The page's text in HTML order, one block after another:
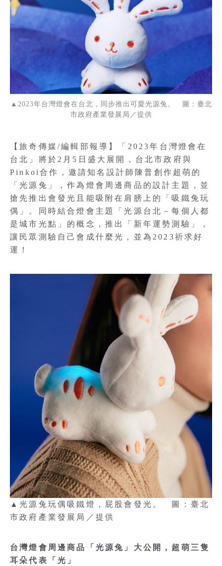
▲2023年台灣燈會在台北，同步推出可愛光源兔。 圖：臺北
市政府產業發展局／提供
【旅奇傳媒/編輯部報導】「2023年台灣燈會在
台北」將於2月5日盛大展開，台北市政府與
Pinkoi合作，邀請知名設計師陳普創作超萌的
「光源兔」，作為燈會周邊商品的設計主題，並
搶先推出會發光且能吸附在肩膀上的「吸鐵兔玩
偶」。同時結合燈會主題「光源台北－每個人都
是城市光點」的概念，推出「新年運勢測驗」，
讓民眾測驗自己會成什麼光，並為2023祈求好
運！
▲光源兔玩偶吸鐵燈，屁股會發光。 圖：臺北
市政府產業發展局／提供
台灣燈會周邊商品「光源兔」大公開，超萌三隻
耳朵代表「光」